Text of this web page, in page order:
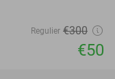
Regulier €300
€50